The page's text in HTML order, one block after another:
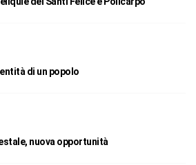
di un popolo
nuova opportunità